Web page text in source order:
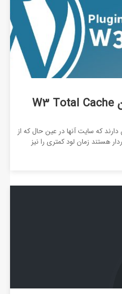
آموزش نصب پلاگین W3 Total Cache
دارند که سایت آنها در عین حال که از
هستند زمان لود کمتری را نیز